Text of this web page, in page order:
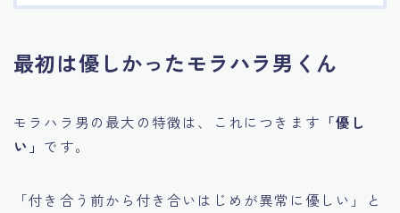
最初は優しかったモラハラ男くん
モラハラ男の最大の特徴は、これにつきます 「優し
い」 です。
「付き合う前から付き合いはじめが異常に優しい」と